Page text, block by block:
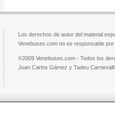
Los derechos de autor del material
Venebuses.com no es responsable
©2009 Venebuses.com - Todos los
Juan Carlos Gámez y Tadeu Carnevalli